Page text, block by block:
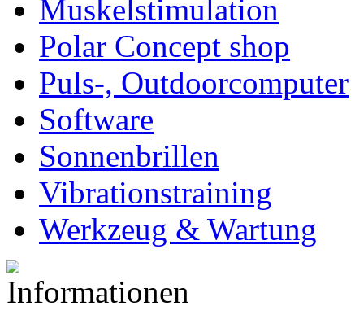
Muskelstimulation
Polar Concept shop
Puls-, Outdoorcomputer
Software
Sonnenbrillen
Vibrationstraining
Werkzeug & Wartung